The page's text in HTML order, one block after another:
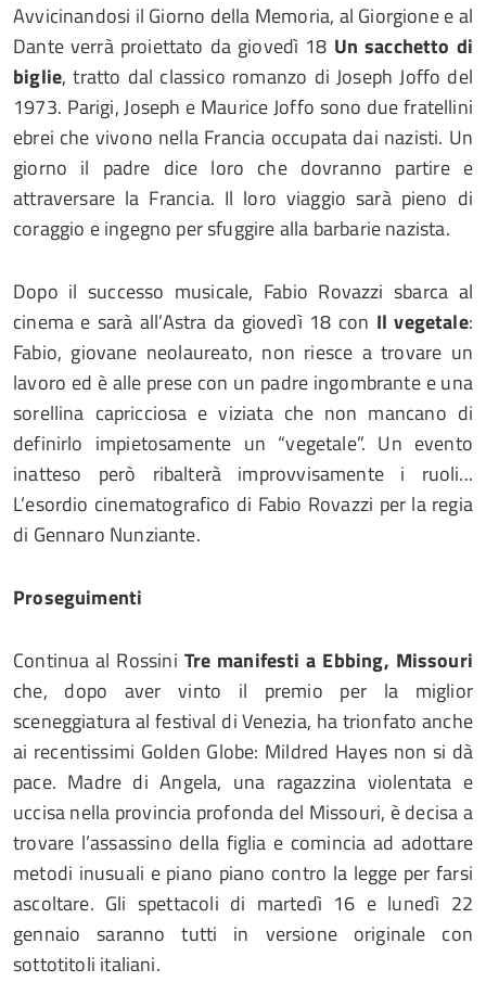
Avvicinandosi il Giorno della Memoria, al Giorgione e al
Dante verrà proiettato da giovedì 18 Un sacchetto di
biglie, tratto dal classico romanzo di Joseph Joffo del
1973. Parigi, Joseph e Maurice Joffo sono due fratellini
ebrei che vivono nella Francia occupata dai nazisti. Un
giorno il padre dice loro che dovranno partire e
attraversare la Francia. Il loro viaggio sarà pieno di
coraggio e ingegno per sfuggire alla barbarie nazista.
Dopo il successo musicale, Fabio Rovazzi sbarca al
cinema e sarà all’Astra da giovedì 18 con Il vegetale:
Fabio, giovane neolaureato, non riesce a trovare un
lavoro ed è alle prese con un padre ingombrante e una
sorellina capricciosa e viziata che non mancano di
definirlo impietosamente un “vegetale”. Un evento
inatteso però ribalterà improvvisamente i ruoli...
L’esordio cinematografico di Fabio Rovazzi per la regia
di Gennaro Nunziante.
Proseguimenti
Continua al Rossini Tre manifesti a Ebbing, Missouri
che, dopo aver vinto il premio per la miglior
sceneggiatura al festival di Venezia, ha trionfato anche
ai recentissimi Golden Globe: Mildred Hayes non si dà
pace. Madre di Angela, una ragazzina violentata e
uccisa nella provincia profonda del Missouri, è decisa a
trovare l’assassino della figlia e comincia ad adottare
metodi inusuali e piano piano contro la legge per farsi
ascoltare. Gli spettacoli di martedì 16 e lunedì 22
gennaio saranno tutti in versione originale con
sottotitoli italiani.